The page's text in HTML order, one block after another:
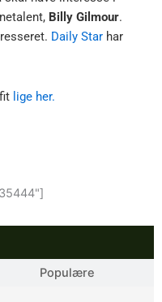
Billy Gilmour.
Daily Star har
lige her.
Populære